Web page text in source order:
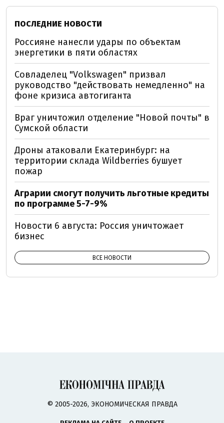
ПОСЛЕДНИЕ НОВОСТИ
Россияне нанесли удары по объектам
энергетики в пяти областях
Совладелец "Volkswagen" призвал
руководство "действовать немедленно" на
фоне кризиса автогиганта
Враг уничтожил отделение "Новой почты" в
Сумской области
Дроны атаковали Екатеринбург: на
территории склада Wildberries бушует
пожар
Аграрии смогут получить льготные кредиты
по программе 5-7-9%
Новости 6 августа: Россия уничтожает
бизнес
ВСЕ НОВОСТИ
© 2005-2026, ЭКОНОМИЧЕСКАЯ ПРАВДА